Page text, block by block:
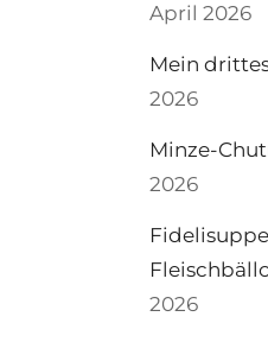
April 2026
Mein
2026
Minze-
2026
2026